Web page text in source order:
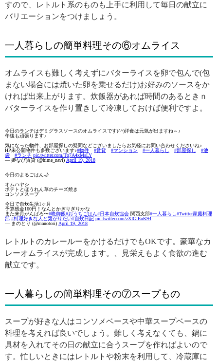
すので、レトルト系のものも上手に利用して毎日の献立に
バリエーションをつけましょう。
一人暮らしの簡単料理その⑥オムライス
オムライスも難しく考えずにバターライスを卵で包んで(包
まない場合には焼いた卵を乗せるだけ)お好みのソースをか
ければ出来上がります。炊飯器があれば時間のあるときｎ
バターライスを作り置きして冷凍しておけば便利ですよ。
今日のランチはデミグラスソースのオムライスです(^^)洋食は元気が出ますね～♪
午後も頑張ります♪
気になった物件、お部屋探しの疑問などございましたらお気軽にお問い合わせくださいね♪
HP未公開物件も多数ございます♪#物件 #賃貸 #マンション #一人暮らし #部屋探し
#池
袋
#ランチ pic.twitter.com/Tq7A4xMsLY
— 姫なび賃貸 (@hime_navi) April 19, 2018
今日のよるごはん🌙
オムハヤシ
ポテトとほうれん草のチーズ焼き
コンソメスープ
今日で自炊生活1ヶ月
予算残金160円！なんとかぎりぎりかな
また来月がんばろ〜#晩御飯#おうちごはん#日本自炊協会 関西支部#一人暮らし#Twitter家庭料理
部 #料理好きな人と繋がりたい#自炊日記 pic.twitter.com/zXIGlEuK94
— まのとり (@manotori) April 19, 2018
レトルトのカレールーをかけるだけでもOKです。豪華なカ
レーオムライスが完成します。、見栄えもよく食欲の進む
献立です。
一人暮らしの簡単料理その⑦スープもの
スープが好きな人はコンソメベースや中華スープベースの
料理を考えれば良いでしょう。難しく考えなくても、鍋に
具材を入れてその日の献立に合うスープを作ればよいので
す。忙しいときにはレトルトや粉末を利用して、冷蔵庫に